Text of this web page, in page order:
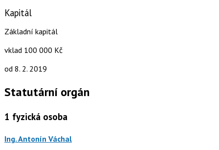
Kapitál
Základní kapitál
vklad 100 000 Kč
od 8. 2. 2019
Statutární orgán
1 fyzická osoba
Ing. Antonín Váchal